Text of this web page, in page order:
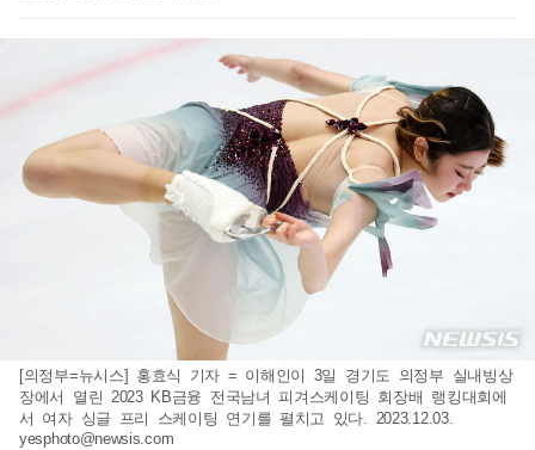
[의정부=뉴시스] 홍효식 기자 = 이해인이 3일 경기도 의정부 실내빙상
장에서 열린 2023 KB금융 전국남녀 피겨스케이팅 회장배 랭킹대회에
서 여자 싱글 프리 스케이팅 연기를 펼치고 있다. 2023.12.03.
yesphoto@newsis.com